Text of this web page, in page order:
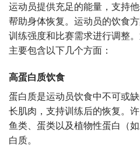
运动员提供充足的能量，支持
帮助身体恢复。运动员的饮食
训练强度和比赛需求进行调整
主要包含以下几个方面：
高蛋白质饮食
蛋白质是运动员饮食中不可或
长肌肉，支持训练后的恢复。
鱼类、蛋类以及植物性蛋白（
白质。